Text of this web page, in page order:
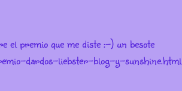
el premio que me diste :-) un besote
dardos-liebster-blog-y-sunshine.html